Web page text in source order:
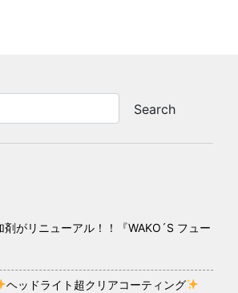
剤がリニューアル！！『WAKO´S フュー
ヘッドライト超クリアコーティング